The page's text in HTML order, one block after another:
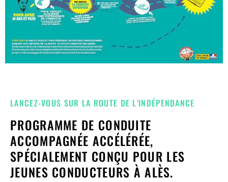
LANCEZ-VOUS SUR LA ROUTE DE L'INDÉPENDANCE
PROGRAMME DE CONDUITE
ACCOMPAGNÉE ACCÉLÉRÉE,
SPÉCIALEMENT CONÇU POUR LES
JEUNES CONDUCTEURS À ALÈS.